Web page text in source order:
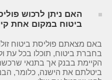
האם ניתן לרכוש
ביטוח במקום אחת
באם מצאתם פוליסת ביטוח
בחברת ביטוח, תוכלו בכל עת
הקיימת בבנק אך בתנאי
ביטלתם את הישנה, כלומר,